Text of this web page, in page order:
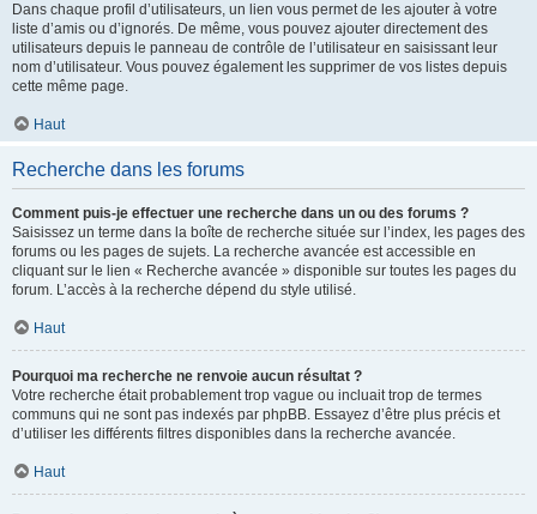
Dans chaque profil d’utilisateurs, un lien vous permet de les ajouter à votre
liste d’amis ou d’ignorés. De même, vous pouvez ajouter directement des
utilisateurs depuis le panneau de contrôle de l’utilisateur en saisissant leur
nom d’utilisateur. Vous pouvez également les supprimer de vos listes depuis
cette même page.
Haut
Recherche dans les forums
Comment puis-je effectuer une recherche dans un ou des forums ?
Saisissez un terme dans la boîte de recherche située sur l’index, les pages des
forums ou les pages de sujets. La recherche avancée est accessible en
cliquant sur le lien « Recherche avancée » disponible sur toutes les pages du
forum. L’accès à la recherche dépend du style utilisé.
Haut
Pourquoi ma recherche ne renvoie aucun résultat ?
Votre recherche était probablement trop vague ou incluait trop de termes
communs qui ne sont pas indexés par phpBB. Essayez d’être plus précis et
d’utiliser les différents filtres disponibles dans la recherche avancée.
Haut